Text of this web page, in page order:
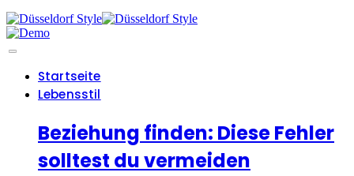
Startseite
Lebensstil
Beziehung finden: Diese Fehler
solltest du vermeiden